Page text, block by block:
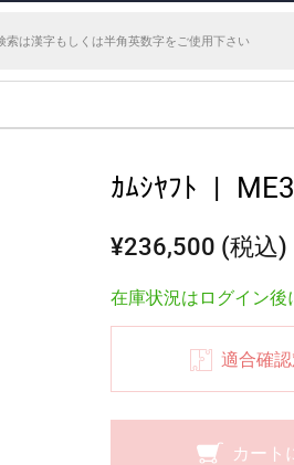
ｶﾑｼﾔﾌﾄ |
¥236,500 (税込)
在庫状況はログイン後
適合確
カート